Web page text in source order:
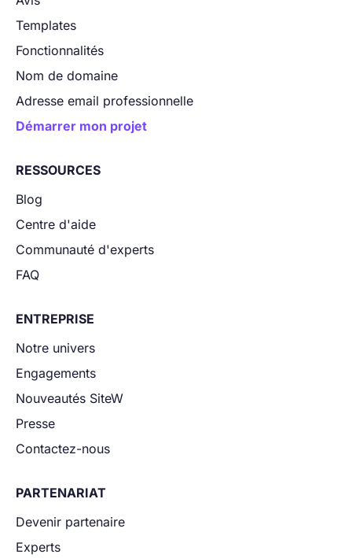
Templates
Fonctionnalités
Nom de domaine
Adresse email professionnelle
Démarrer mon projet
RESSOURCES
Blog
Centre d'aide
Communauté d'experts
FAQ
ENTREPRISE
Notre univers
Engagements
Nouveautés SiteW
Presse
Contactez-nous
PARTENARIAT
Devenir partenaire
Experts